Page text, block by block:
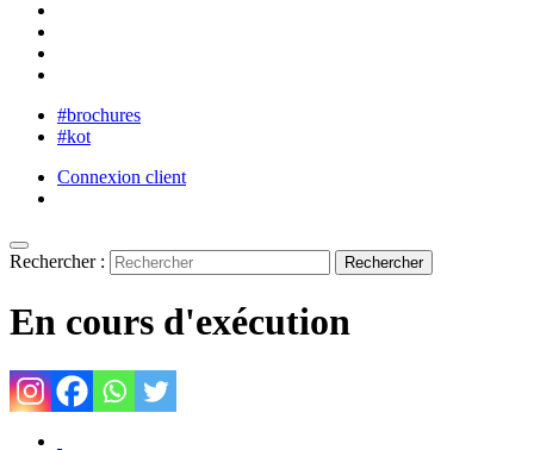
#brochures
#kot
Connexion client
Rechercher :
En cours d'exécution